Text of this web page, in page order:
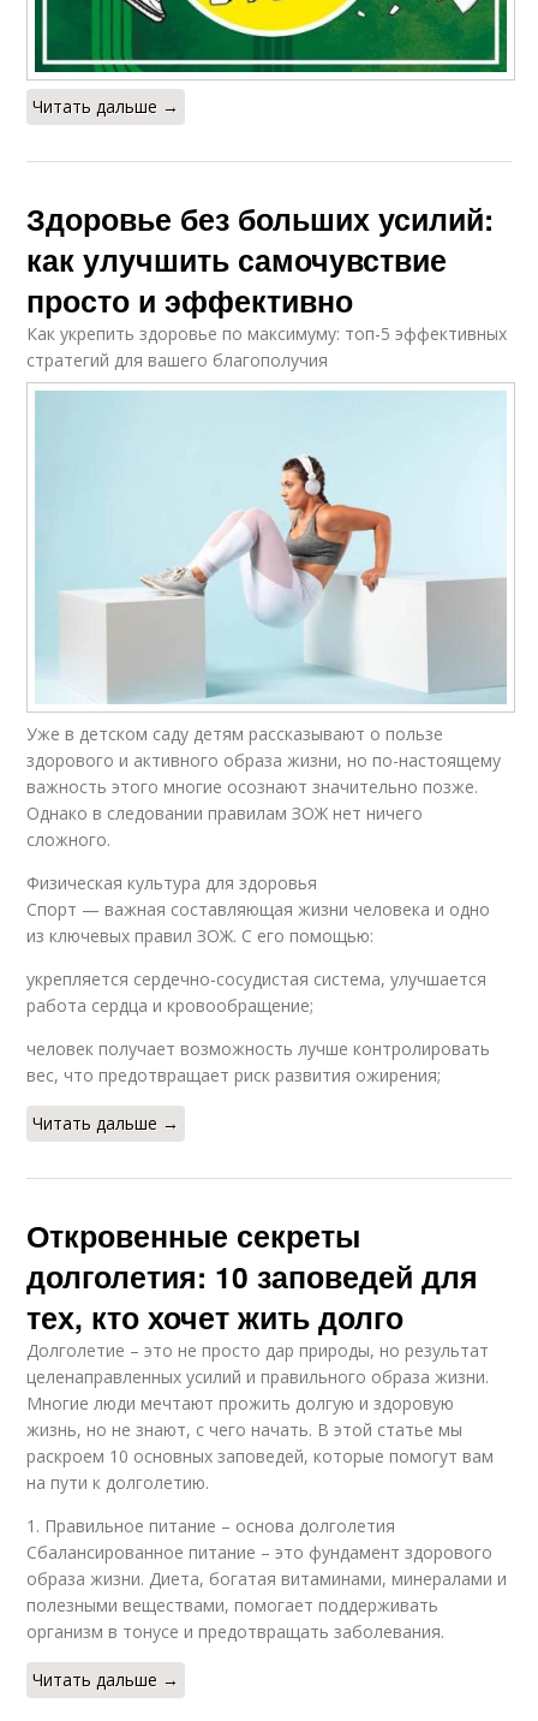
Читать дальше →
Здоровье без больших усилий:
как улучшить самочувствие
просто и эффективно
Как укрепить здоровье по максимуму: топ-5 эффективных
стратегий для вашего благополучия
Уже в детском саду детям рассказывают о пользе
здорового и активного образа жизни, но по-настоящему
важность этого многие осознают значительно позже.
Однако в следовании правилам ЗОЖ нет ничего
сложного.
Физическая культура для здоровья
Спорт — важная составляющая жизни человека и одно
из ключевых правил ЗОЖ. С его помощью:
укрепляется сердечно-сосудистая система, улучшается
работа сердца и кровообращение;
человек получает возможность лучше контролировать
вес, что предотвращает риск развития ожирения;
Читать дальше →
Откровенные секреты
долголетия: 10 заповедей для
тех, кто хочет жить долго
Долголетие – это не просто дар природы, но результат
целенаправленных усилий и правильного образа жизни.
Многие люди мечтают прожить долгую и здоровую
жизнь, но не знают, с чего начать. В этой статье мы
раскроем 10 основных заповедей, которые помогут вам
на пути к долголетию.
1. Правильное питание – основа долголетия
Сбалансированное питание – это фундамент здорового
образа жизни. Диета, богатая витаминами, минералами и
полезными веществами, помогает поддерживать
организм в тонусе и предотвращать заболевания.
Читать дальше →